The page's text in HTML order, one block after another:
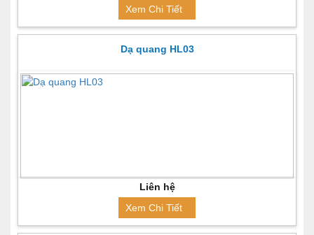
Xem Chi Tiết
Dạ quang HL03
Liên hệ
Xem Chi Tiết